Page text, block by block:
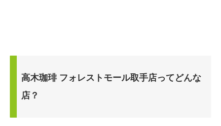
高木珈琲 フォレストモール取手店ってどんな
店？